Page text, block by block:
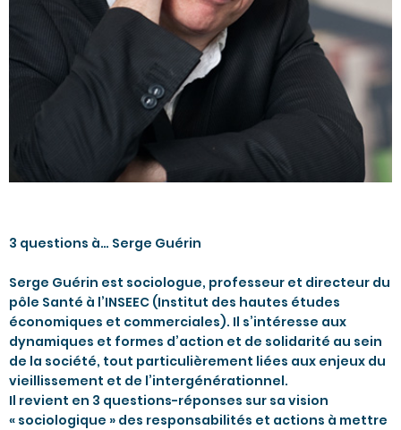
3 questions à… Serge Guérin
Serge Guérin est sociologue, professeur et directeur du
pôle Santé à l’INSEEC (Institut des hautes études
économiques et commerciales). Il s’intéresse aux
dynamiques et formes d’action et de solidarité au sein
de la société, tout particulièrement liées aux enjeux du
vieillissement et de l’intergénérationnel.
Il revient en 3 questions-réponses sur sa vision
« sociologique » des responsabilités et actions à mettre